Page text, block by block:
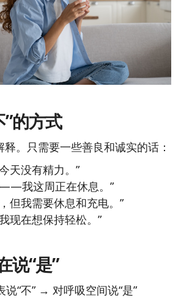
的方式
。只需要一些善良和诚实的话：
天没有精力。”
我这周正在休息。”
但我需要休息和充电。”
现在想保持轻松。”
说“是”
说“不” → 对呼吸空间说“是”